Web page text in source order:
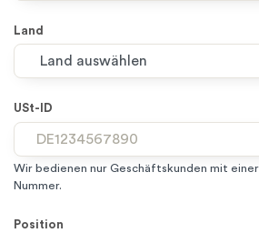
Land
USt-ID
Wir bedienen nur Geschäftskunden mit
Nummer.
Position